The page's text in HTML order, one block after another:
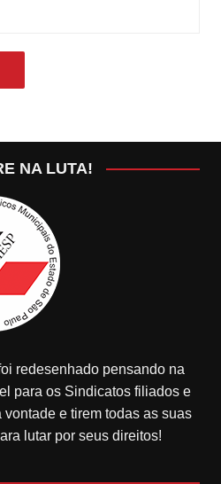
NA LUTA!
redesenhado pensando na
para os Sindicatos filiados e
e tirem todas as suas
lutar por seus direitos!